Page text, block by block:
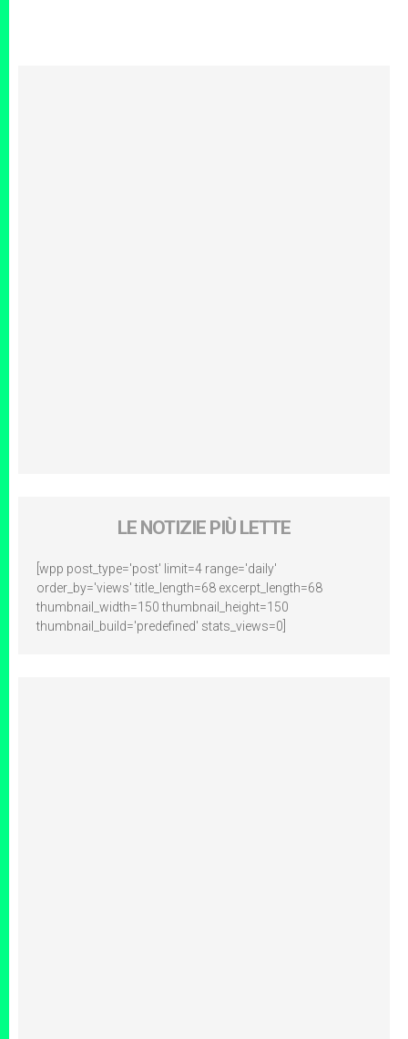
LE NOTIZIE PIÙ LETTE
[wpp post_type='post' limit=4 range='daily'
order_by='views' title_length=68 excerpt_length=68
thumbnail_width=150 thumbnail_height=150
thumbnail_build='predefined' stats_views=0]